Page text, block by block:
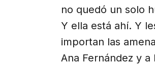
no quedó un solo
Y ella está ahí. Y
importan las
Ana Fernández y